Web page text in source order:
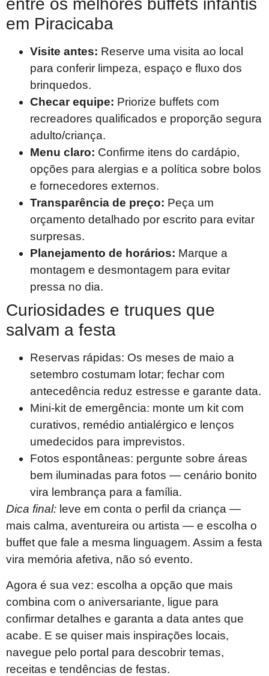
entre os melhores buffets infantis
em Piracicaba
Visite antes: Reserve uma visita ao local
para conferir limpeza, espaço e fluxo dos
brinquedos.
Checar equipe: Priorize buffets com
recreadores qualificados e proporção segura
adulto/criança.
Menu claro: Confirme itens do cardápio,
opções para alergias e a política sobre bolos
e fornecedores externos.
Transparência de preço: Peça um
orçamento detalhado por escrito para evitar
surpresas.
Planejamento de horários: Marque a
montagem e desmontagem para evitar
pressa no dia.
Curiosidades e truques que
salvam a festa
Reservas rápidas: Os meses de maio a
setembro costumam lotar; fechar com
antecedência reduz estresse e garante data.
Mini-kit de emergência: monte um kit com
curativos, remédio antialérgico e lenços
umedecidos para imprevistos.
Fotos espontâneas: pergunte sobre áreas
bem iluminadas para fotos — cenário bonito
vira lembrança para a família.
Dica final: leve em conta o perfil da criança —
mais calma, aventureira ou artista — e escolha o
buffet que fale a mesma linguagem. Assim a festa
vira memória afetiva, não só evento.
Agora é sua vez: escolha a opção que mais
combina com o aniversariante, ligue para
confirmar detalhes e garanta a data antes que
acabe. E se quiser mais inspirações locais,
navegue pelo portal para descobrir temas,
receitas e tendências de festas.